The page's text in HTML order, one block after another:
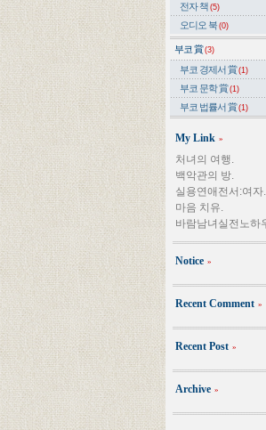
전자 책 (5)
오디오 북 (0)
부코 賞(3)
부코 경제서 賞(1)
부코 문학 賞(1)
부코 법률서 賞(1)
My Link »
처녀의 여행.
백악관의 방.
실용연애전서:여자.
마음 치유.
바람남녀실전노하
Notice »
Recent Comment »
Recent Post »
Archive »